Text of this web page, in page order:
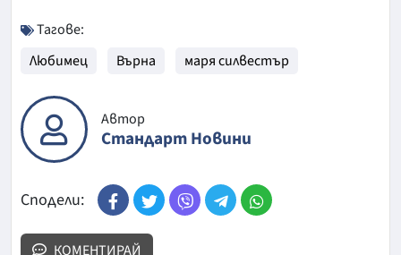
Тагове:
Любимец
Върна маря силвестър
Автор
Стандарт Новини
Сподели:
КОМЕНТИРАЙ